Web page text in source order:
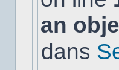
nouveau
message
non-
dans
an
dans